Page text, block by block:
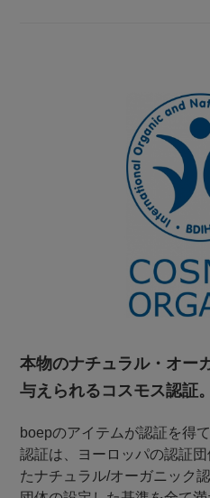
本物のナチュラル・オー
与えられるコスモス認証。
boepのアイテムが認証を得
認証は、ヨーロッパの認証
たナチュラル/オーガニック